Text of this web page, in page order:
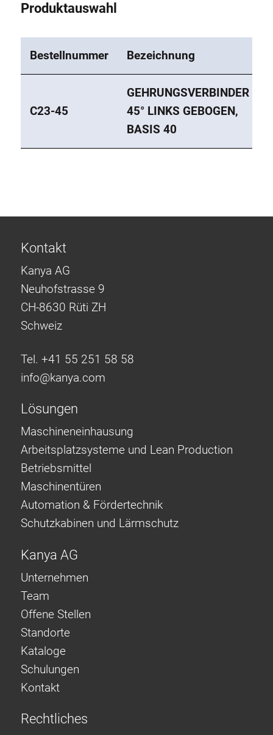
Produktauswahl
Bestellnummer Bezeichnung
C23-45
GEHRUNGSVERBINDER
45° LINKS GEBOGEN,
BASIS 40
Kontakt
Kanya AG
Neuhofstrasse 9
CH-8630 Rüti ZH
Schweiz
Tel. +41 55 251 58 58
info@kanya.com
Lösungen
Maschineneinhausung
Arbeitsplatzsysteme und Lean Production
Betriebsmittel
Maschinentüren
Automation & Fördertechnik
Schutzkabinen und Lärmschutz
Kanya AG
Unternehmen
Team
Offene Stellen
Standorte
Kataloge
Schulungen
Kontakt
Rechtliches